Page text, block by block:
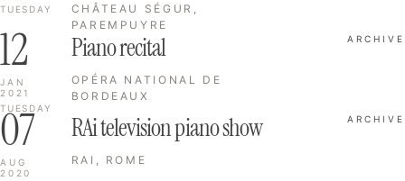
TUESDAY
CHÂTEAU SÉGUR,
PAREMPUYRE
12
JAN
2021
TUESDAY
Piano recital
OPÉRA NATIONAL DE
BORDEAUX
ARCHIVE
07
AUG
2020
RAi television piano show
RAI, ROME
ARCHIVE